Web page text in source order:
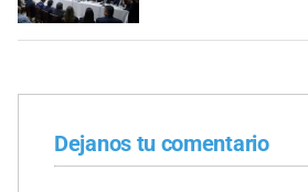
Dejanos tu comentario